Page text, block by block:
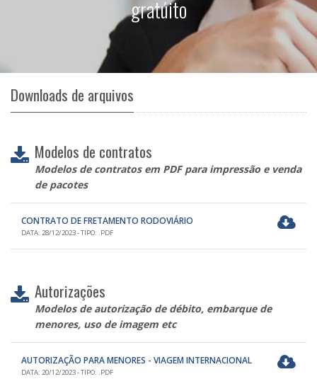
gratúito
Downloads de arquivos
Modelos de contratos
Modelos de contratos em PDF para impressão e venda
de pacotes
CONTRATO DE FRETAMENTO RODOVIÁRIO
DATA: 28/12/2023 - TIPO: .PDF
Autorizações
Modelos de autorização de débito, embarque de
menores, uso de imagem etc
AUTORIZAÇÃO PARA MENORES - VIAGEM INTERNACIONAL
DATA: 20/12/2023 - TIPO: .PDF